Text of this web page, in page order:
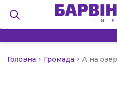
Головна Громада А на